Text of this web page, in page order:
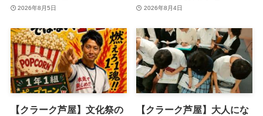
2026年8月5日 2026年8月4日
【クラーク芦屋】文化祭の
【クラーク芦屋】大人にな